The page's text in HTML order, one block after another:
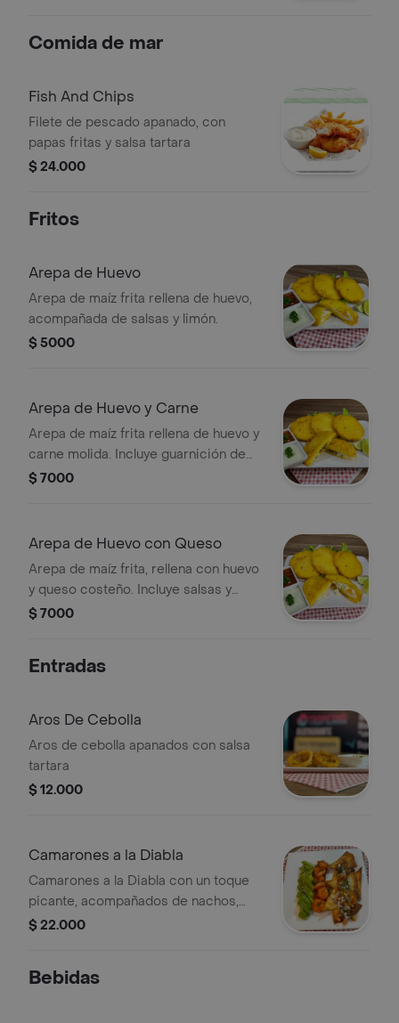
Comida de mar
Fish And Chips
Filete de pescado apanado, con
papas fritas y salsa tartara
$ 24.000
Fritos
Arepa de Huevo
Arepa de maíz frita rellena de huevo,
acompañada de salsas y limón.
$ 5000
Arepa de Huevo y Carne
Arepa de maíz frita rellena de huevo y
carne molida. Incluye guarnición de
salsas y limón.
$ 7000
Arepa de Huevo con Queso
Arepa de maíz frita, rellena con huevo
y queso costeño. Incluye salsas y
limón al lado.
$ 7000
Entradas
Aros De Cebolla
Aros de cebolla apanados con salsa
tartara
$ 12.000
Camarones a la Diabla
Camarones a la Diabla con un toque
picante, acompañados de nachos,
aguacate y pico de gallo.
$ 22.000
Bebidas